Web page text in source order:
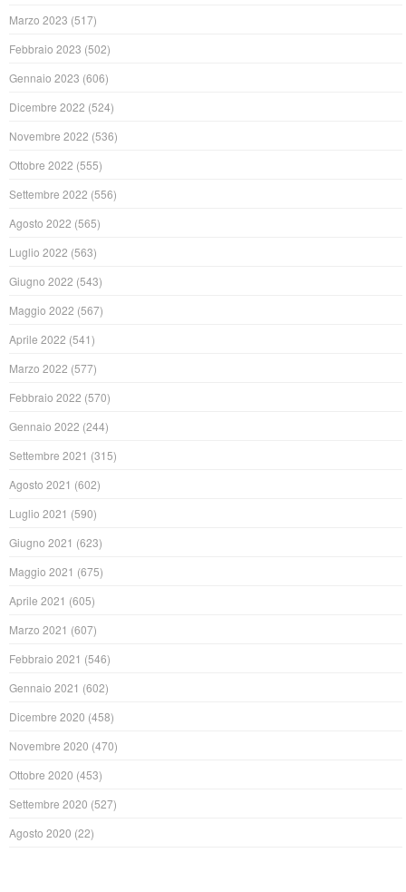
Marzo 2023 (517)
Febbraio 2023 (502)
Gennaio 2023 (606)
Dicembre 2022 (524)
Novembre 2022 (536)
Ottobre 2022 (555)
Settembre 2022 (556)
Agosto 2022 (565)
Luglio 2022 (563)
Giugno 2022 (543)
Maggio 2022 (567)
Aprile 2022 (541)
Marzo 2022 (577)
Febbraio 2022 (570)
Gennaio 2022 (244)
Settembre 2021 (315)
Agosto 2021 (602)
Luglio 2021 (590)
Giugno 2021 (623)
Maggio 2021 (675)
Aprile 2021 (605)
Marzo 2021 (607)
Febbraio 2021 (546)
Gennaio 2021 (602)
Dicembre 2020 (458)
Novembre 2020 (470)
Ottobre 2020 (453)
Settembre 2020 (527)
Agosto 2020 (22)